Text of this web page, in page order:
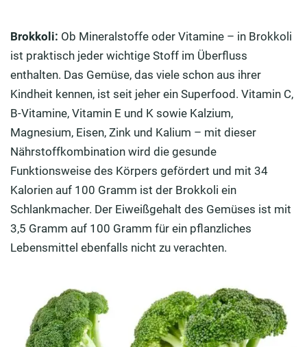
Brokkoli: Ob Mineralstoffe oder Vitamine – in Brokkoli
ist praktisch jeder wichtige Stoff im Überfluss
enthalten. Das Gemüse, das viele schon aus ihrer
Kindheit kennen, ist seit jeher ein Superfood. Vitamin C,
B-Vitamine, Vitamin E und K sowie Kalzium,
Magnesium, Eisen, Zink und Kalium – mit dieser
Nährstoffkombination wird die gesunde
Funktionsweise des Körpers gefördert und mit 34
Kalorien auf 100 Gramm ist der Brokkoli ein
Schlankmacher. Der Eiweißgehalt des Gemüses ist mit
3,5 Gramm auf 100 Gramm für ein pflanzliches
Lebensmittel ebenfalls nicht zu verachten.